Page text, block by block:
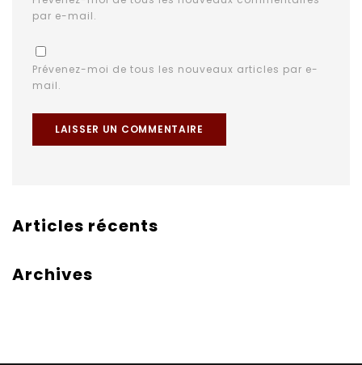
par e-mail.
Prévenez-moi de tous les nouveaux articles par e-
mail.
Articles récents
Archives